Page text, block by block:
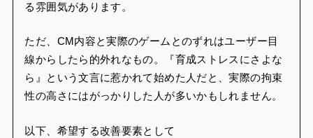
る雰囲気があります。
ただ、CM内容と実際のゲームとのずれはユーザー目
線からしたら的外れなもの。『育成ストレスにさよな
ら』という文言に惹かれて始めた人だと、実際の拘束
性の高さにはがっかりした人が多いかもしれません。
以下、希望する改善要素として